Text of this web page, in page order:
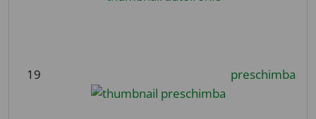
19 preschimba